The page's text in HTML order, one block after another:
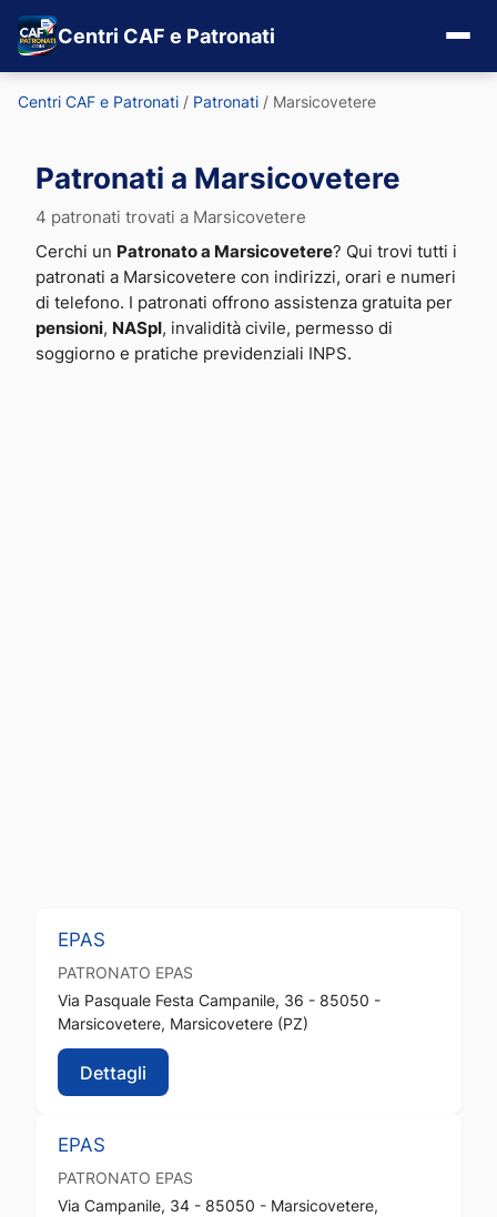
Centri CAF e Patronati
Centri CAF e Patronati / Patronati / Marsicovetere
Patronati a Marsicovetere
4 patronati trovati a Marsicovetere
Cerchi un Patronato a Marsicovetere? Qui trovi tutti i
patronati a Marsicovetere con indirizzi, orari e numeri
di telefono. I patronati offrono assistenza gratuita per
pensioni, NASpI , invalidità civile, permesso di
soggiorno e pratiche previdenziali INPS.
EPAS
PATRONATO EPAS
Via Pasquale Festa Campanile, 36 - 85050 -
Marsicovetere, Marsicovetere (PZ)
Dettagli
EPAS
PATRONATO EPAS
Via Campanile, 34 - 85050 - Marsicovetere,